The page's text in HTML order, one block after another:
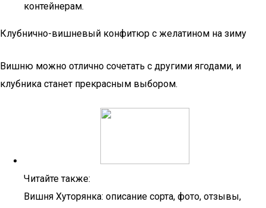
контейнерам.
Клубнично-вишневый конфитюр с желатином на зиму
Вишню можно отлично сочетать с другими ягодами, и
клубника станет прекрасным выбором.
Читайте также:
Вишня Хуторянка: описание сорта, фото, отзывы,